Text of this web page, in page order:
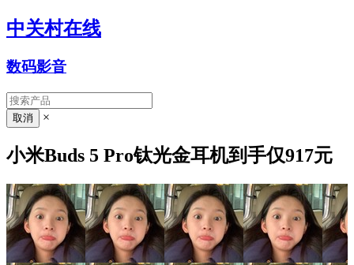
中关村在线
数码影音
×
小米Buds 5 Pro钛光金耳机到手仅917元